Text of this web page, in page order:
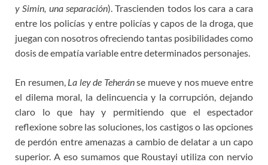
y Simin, una separación). Trascienden todos los cara a cara
entre los policías y entre policías y capos de la droga, que
juegan con nosotros ofreciendo tantas posibilidades como
dosis de empatía variable entre determinados personajes.
En resumen, La ley de Teheránse mueve y nos mueve entre
el dilema moral, la delincuencia y la corrupción, dejando
claro lo que hay y permitiendo que el espectador
reflexione sobre las soluciones, los castigos o las opciones
de perdón entre amenazas a cambio de delatar a un capo
superior. A eso sumamos que Roustayi utiliza con nervio